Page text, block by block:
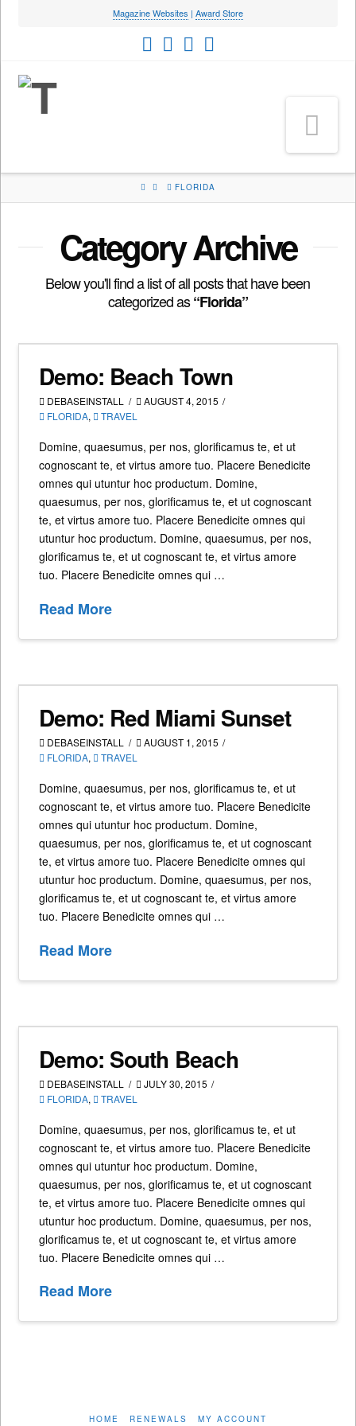
Magazine Websites | Award Store
HOME FLORIDA
Category Archive
Below you'll find a list of all posts that have been
categorized as“Florida”
Demo: Beach Town
DEBASEINSTALL
AUGUST 4, 2015
FLORIDA, TRAVEL
Domine, quaesumus, per nos, glorificamus te, et ut
cognoscant te, et virtus amore tuo. Placere Benedicite
omnes qui utuntur hoc productum. Domine,
quaesumus, per nos, glorificamus te, et ut cognoscant
te, et virtus amore tuo. Placere Benedicite omnes qui
utuntur hoc productum. Domine, quaesumus, per nos,
glorificamus te, et ut cognoscant te, et virtus amore
tuo. Placere Benedicite omnes qui …
Read More
Demo: Red Miami Sunset
DEBASEINSTALL
AUGUST 1, 2015
FLORIDA, TRAVEL
Domine, quaesumus, per nos, glorificamus te, et ut
cognoscant te, et virtus amore tuo. Placere Benedicite
omnes qui utuntur hoc productum. Domine,
quaesumus, per nos, glorificamus te, et ut cognoscant
te, et virtus amore tuo. Placere Benedicite omnes qui
utuntur hoc productum. Domine, quaesumus, per nos,
glorificamus te, et ut cognoscant te, et virtus amore
tuo. Placere Benedicite omnes qui …
Read More
Demo: South Beach
DEBASEINSTALL
JULY 30, 2015
FLORIDA, TRAVEL
Domine, quaesumus, per nos, glorificamus te, et ut
cognoscant te, et virtus amore tuo. Placere Benedicite
omnes qui utuntur hoc productum. Domine,
quaesumus, per nos, glorificamus te, et ut cognoscant
te, et virtus amore tuo. Placere Benedicite omnes qui
utuntur hoc productum. Domine, quaesumus, per nos,
glorificamus te, et ut cognoscant te, et virtus amore
tuo. Placere Benedicite omnes qui …
Read More
HOME RENEWALS MY ACCOUNT